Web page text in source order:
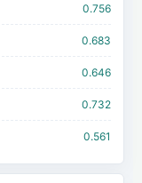
0.756
0.683
0.646
0.732
0.561